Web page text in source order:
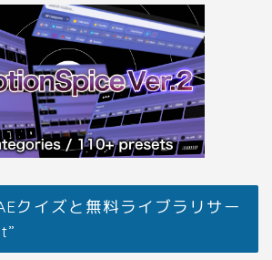
クイズと無料ライブラリサー